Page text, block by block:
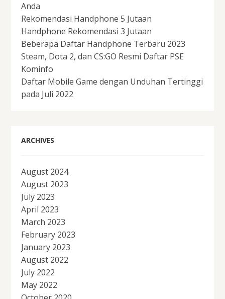
Anda
Rekomendasi Handphone 5 Jutaan
Handphone Rekomendasi 3 Jutaan
Beberapa Daftar Handphone Terbaru 2023
Steam, Dota 2, dan CS:GO Resmi Daftar PSE
Kominfo
Daftar Mobile Game dengan Unduhan Tertinggi
pada Juli 2022
ARCHIVES
August 2024
August 2023
July 2023
April 2023
March 2023
February 2023
January 2023
August 2022
July 2022
May 2022